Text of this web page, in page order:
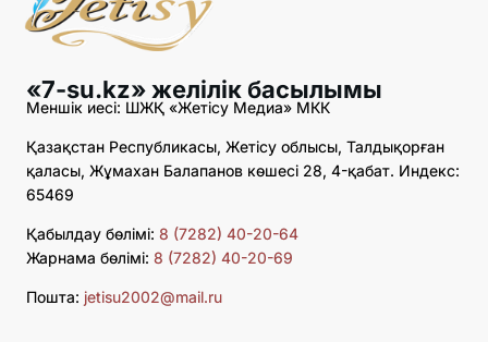
«7-su.kz» желілік басылымы
Меншік иесі: ШЖҚ «Жетісу Медиа» МКК
Қазақстан Республикасы, Жетісу облысы, Талдықорған
қаласы, Жұмахан Балапанов көшесі 28, 4-қабат. Индекс:
65469
Қабылдау бөлімі: 8 (7282) 40-20-64
Жарнама бөлімі: 8 (7282) 40-20-69
Пошта: jetisu2002@mail.ru